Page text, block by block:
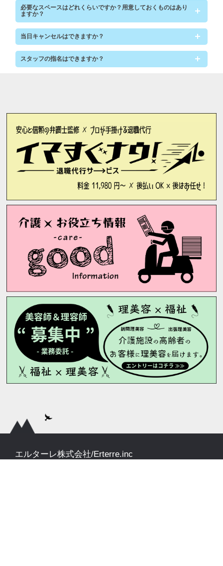
必要なスペースはどれくらいですか？用意しておくものはあり
ますか？
当日キャンセルはできますか？
スタッフの指名はできますか？
エルターレ株式会社/Erterre.inc